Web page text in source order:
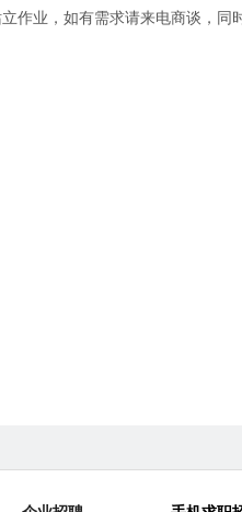
作业，如有需求请来电商谈，同